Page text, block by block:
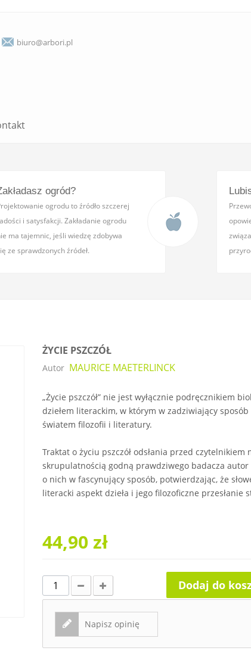
biuro@arbori.pl
ogród?
ogrodu to źródło szczerej
i satysfakcji. Zakładanie ogrodu
ma tajemnic, jeśli wiedzę zdobywa
ze sprawdzonych źródeł.
ŻYCIE PSZCZÓŁ
Autor MAURICE MAETERLINCK
„Życie pszczół” nie jest wyłącznie podręcznikiem
dziełem literackim, w którym w zadziwiający
światem filozofii i literatury.
Traktat o życiu pszczół odsłania przed czytelnikiem
skrupulatnością godną prawdziwego badacza
o nich w fascynujący sposób, potwierdzając, że
literacki aspekt dzieła i jego filozoficzne przesłanie
44,90 zł
Dodaj do
Napisz opinię